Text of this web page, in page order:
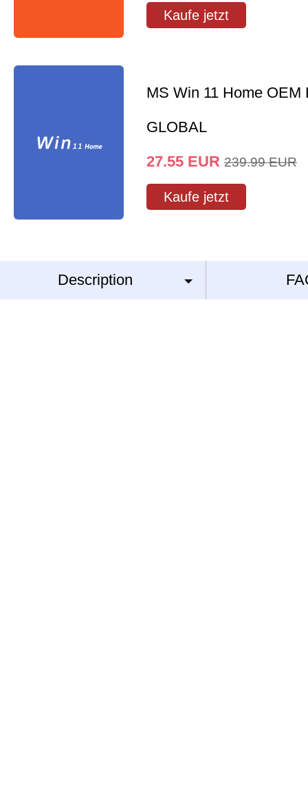
Kaufe jetzt
MS Win 11 Home OEM
GLOBAL
27.55 EUR 239.99 EUR
Kaufe jetzt
Description